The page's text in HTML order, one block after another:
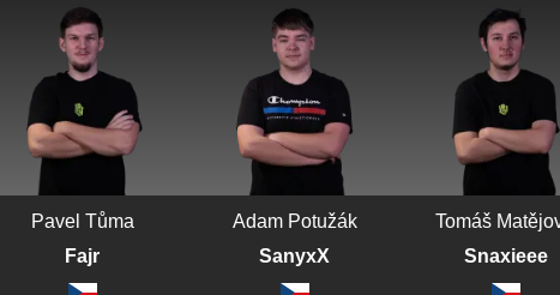
Pavel Tůma
Fajr
Adam Potužák
SanyxX
Tomáš
Snaxieee